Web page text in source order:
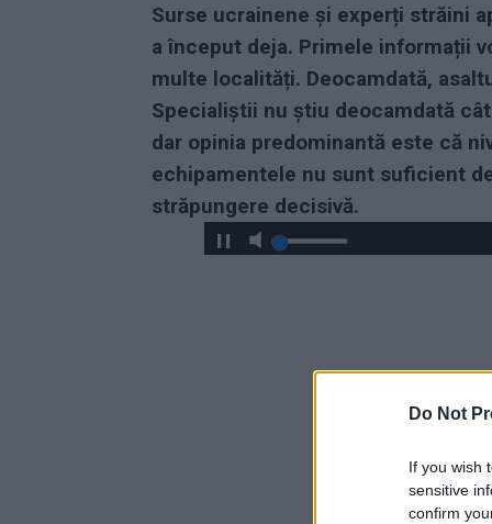
Do Not
If you wish
sensitive
confirm
Surse ucrainene și experți străini
a început deja. Primele informații
multe localități. Deocamdată,
Specialiștii nu știu deocamdată
dar opinia predominantă este că
echipamentele nu sunt suficient
străpungere decisivă.